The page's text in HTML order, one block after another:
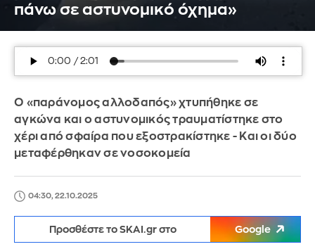
πάνω σε αστυνομικό όχημα»
Ο «παράνομος αλλοδαπός» χτυπήθηκε σε
αγκώνα και ο αστυνομικός τραυματίστηκε στο
χέρι από σφαίρα που εξοστρακίστηκε - Και οι δύο
μεταφέρθηκαν σε νοσοκομεία
04:30, 22.10.2025
Προσθέστε το SKAI.gr στο Google